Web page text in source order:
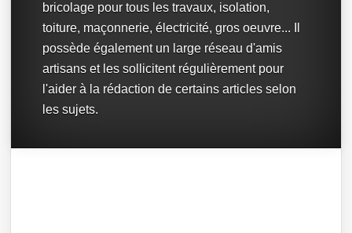
bricolage pour tous les travaux, isolation,
toiture, maçonnerie, électricité, gros oeuvre... Il
possède également un large réseau d'amis
artisans et les sollicitent régulièrement pour
l'aider à la rédaction de certains articles selon
les sujets.